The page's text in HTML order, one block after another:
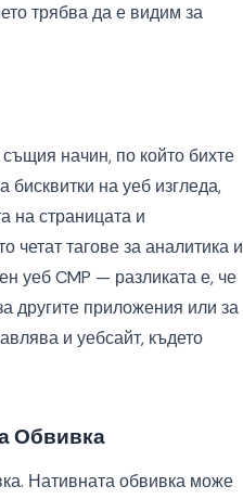
трябва да е видим за
начин, по който бихте
бисквитки на уеб изгледа,
на страницата и
тагове за аналитика и
уеб CMP — разликата е, че
другите приложения или за
и уебсайт, където
Обвивка
Нативната обвивка може